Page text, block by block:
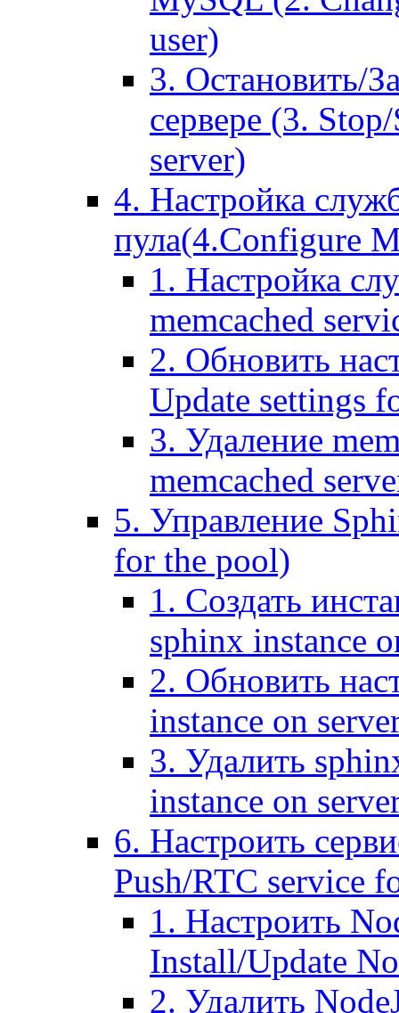
user)
3. Остановить/
сервере (3.
server)
4. Настройка
пула(4.Configure
1. Настройка
memcached
2. Обновить
Update settings
3. Удаление
memcached
5. Управление
for the pool)
1. Создать
sphinx instance
2. Обновить
instance on
3. Удалить
instance on
6. Настроить
Push/RTC service
1. Настроить
Install/Update
2. Удалить